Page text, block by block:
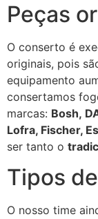
Peças
O conserto é
originais, pois
equipamento
consertamos
marcas: Bosh,
Lofra, Fischer,
ser tanto o
Tipos
O nosso time